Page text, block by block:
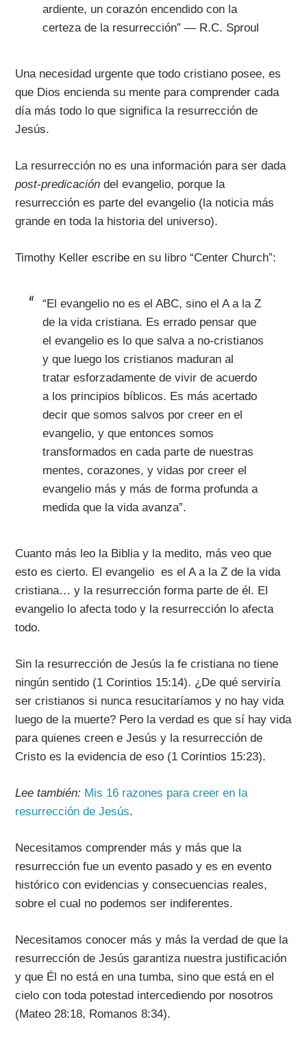
ardiente, un corazón encendido con la
certeza de la resurrección” — R.C. Sproul
Una necesidad urgente que todo cristiano posee, es
que Dios encienda su mente para comprender cada
día más todo lo que significa la resurrección de
Jesús.
La resurrección no es una información para ser dada
post-predicación del evangelio, porque la
resurrección es parte del evangelio (la noticia más
grande en toda la historia del universo).
Timothy Keller escribe en su libro “Center Church”:
“El evangelio no es el ABC, sino el A a la Z
de la vida cristiana. Es errado pensar que
el evangelio es lo que salva a no-cristianos
y que luego los cristianos maduran al
tratar esforzadamente de vivir de acuerdo
a los principios bíblicos. Es más acertado
decir que somos salvos por creer en el
evangelio, y que entonces somos
transformados en cada parte de nuestras
mentes, corazones, y vidas por creer el
evangelio más y más de forma profunda a
medida que la vida avanza”.
Cuanto más leo la Biblia y la medito, más veo que
esto es cierto. El evangelio es el A a la Z de la vida
cristiana… y la resurrección forma parte de él. El
evangelio lo afecta todo y la resurrección lo afecta
todo.
Sin la resurrección de Jesús la fe cristiana no tiene
ningún sentido (1 Corintios 15:14). ¿De qué serviría
ser cristianos si nunca resucitaríamos y no hay vida
luego de la muerte? Pero la verdad es que sí hay vida
para quienes creen e Jesús y la resurrección de
Cristo es la evidencia de eso (1 Corintios 15:23).
Lee también: Mis 16 razones para creer en la
resurrección de Jesús.
Necesitamos comprender más y más que la
resurrección fue un evento pasado y es en evento
histórico con evidencias y consecuencias reales,
sobre el cual no podemos ser indiferentes.
Necesitamos conocer más y más la verdad de que la
resurrección de Jesús garantiza nuestra justificación
y que Él no está en una tumba, sino que está en el
cielo con toda potestad intercediendo por nosotros
(Mateo 28:18, Romanos 8:34).